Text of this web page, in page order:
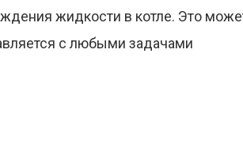
жидкости в котле. Это
с любыми задачами